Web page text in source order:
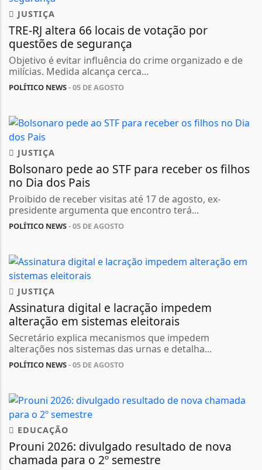
JUSTIÇA
TRE-RJ altera 66 locais de votação por
questões de segurança
Objetivo é evitar influência do crime organizado e de
milícias. Medida alcança cerca...
POLÍTICO NEWS- 05 DE AGOSTO
JUSTIÇA
Bolsonaro pede ao STF para receber os filhos
no Dia dos Pais
Proibido de receber visitas até 17 de agosto, ex-
presidente argumenta que encontro terá...
POLÍTICO NEWS- 05 DE AGOSTO
JUSTIÇA
Assinatura digital e lacração impedem
alteração em sistemas eleitorais
Secretário explica mecanismos que impedem
alterações nos sistemas das urnas e detalha...
POLÍTICO NEWS- 05 DE AGOSTO
EDUCAÇÃO
Prouni 2026: divulgado resultado de nova
chamada para o 2º semestre